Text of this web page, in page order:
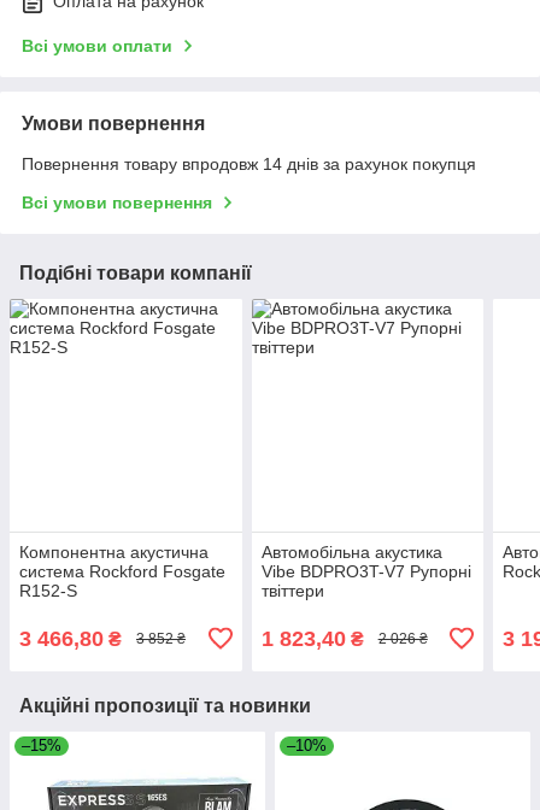
Всі умови оплати
Умови повернення
Повернення товару впродовж 14 днів за рахунок покупця
Всі умови повернення
Подібні товари компанії
Компонентна акустична
система Rockford Fosgate
R152-S
3 466,80 ₴ 3 852 ₴
Автомобільна акустика
Vibe BDPRO3T-V7 Рупорні
твіттери
1 823,40₴ 2 026 ₴ 3
Акційні пропозиції та новинки
–15% –10%